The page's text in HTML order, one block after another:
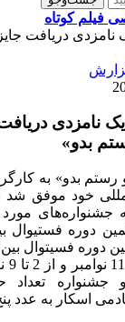
نامزدی
بدو»
رستم بدو» به
خود موفق
مورد
دوره فستیوال
دوره فسیتوال
تعداد
اسکار به عدد